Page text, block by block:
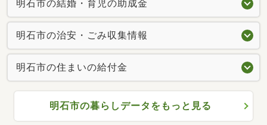
明石市の結婚・育児の助成金
明石市の治安・ごみ収集情報
明石市の住まいの給付金
明石市の暮らしデータをもっと見る